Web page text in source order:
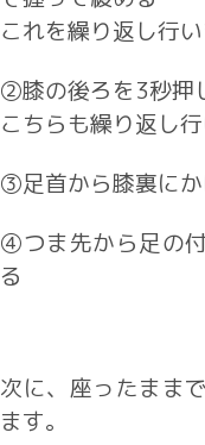
これを繰り返し行
②膝の後ろを3秒押
こちらも繰り返し
③足首から膝裏にか
④つま先から足の
る
次に、座ったまま
ます。